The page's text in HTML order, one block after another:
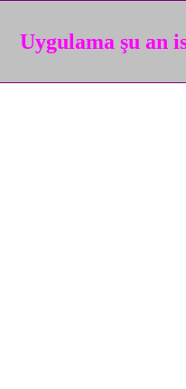
Uygulama şu an